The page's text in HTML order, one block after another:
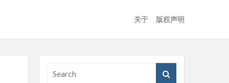
关于 版权声明